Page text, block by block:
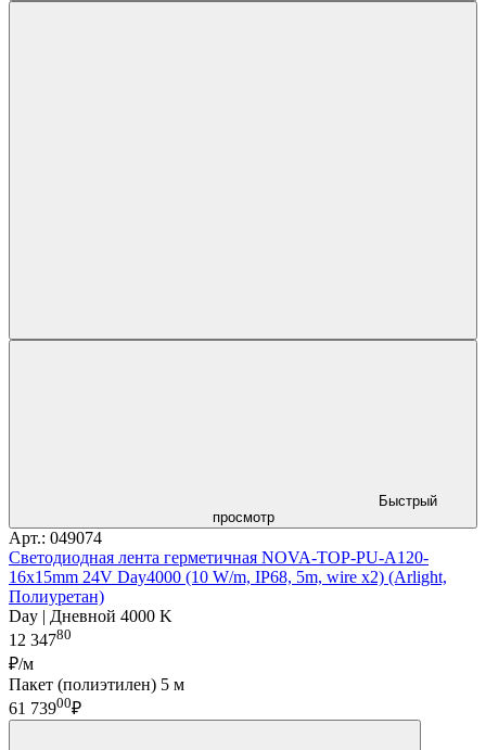
Быстрый
просмотр
Арт.: 049074
Светодиодная лента герметичная NOVA-TOP-PU-A120-
16x15mm 24V Day4000 (10 W/m, IP68, 5m, wire x2) (Arlight,
Полиуретан)
Day | Дневной 4000 K
12 34780
₽/м
Пакет (полиэтилен) 5 м
61 73900₽